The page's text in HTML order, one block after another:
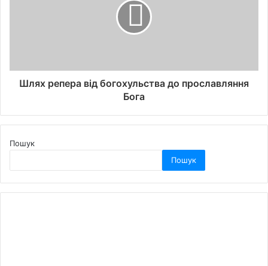
Шлях репера від богохульства до прославляння
Бога
Пошук
Пошук